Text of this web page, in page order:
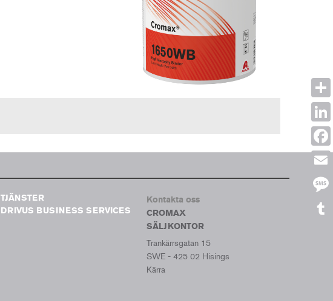
TJÄNSTER
DRIVUS BUSINESS SERVICES
Kontakta oss
CROMAX
SÄLJKONTOR
Trankärrsgatan 15
SWE - 425 02 Hisings
Kärra